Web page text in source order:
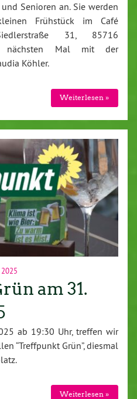
Senioren an. Sie werden
Frühstück im Café
31, 85716
nächsten Mal mit der
Köhler.
Weiterlesen »
am 31.
ab 19:30 Uhr, treffen wir
“Treffpunkt Grün”, diesmal
Weiterlesen »